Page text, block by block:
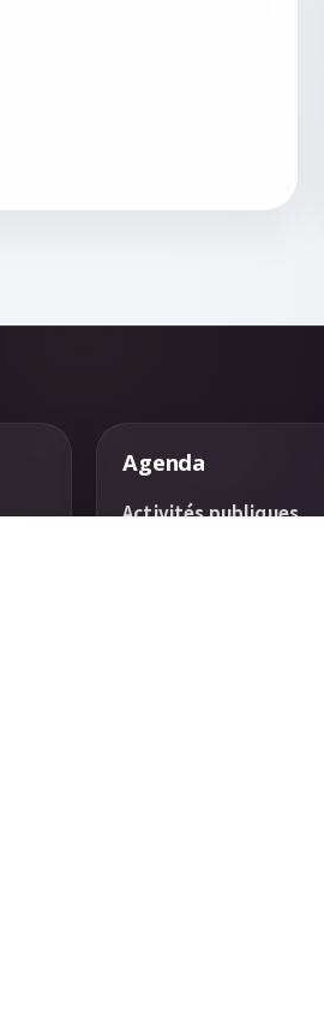
Agenda
Activités publiques